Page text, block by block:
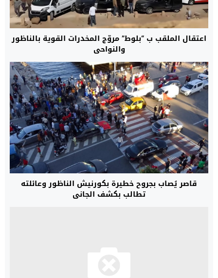
اعتقال الملقب ب “بلوط” مروّج المخدرات القوية بالناظور
والنواحي
قاصر يُصاب بجروح خطيرة بكورنيش الناظور وعائلته
تطالب بكشف الجاني